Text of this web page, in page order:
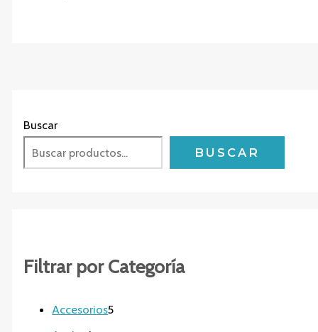
Buscar
BUSCAR
Filtrar por Categoría
Accesorios55